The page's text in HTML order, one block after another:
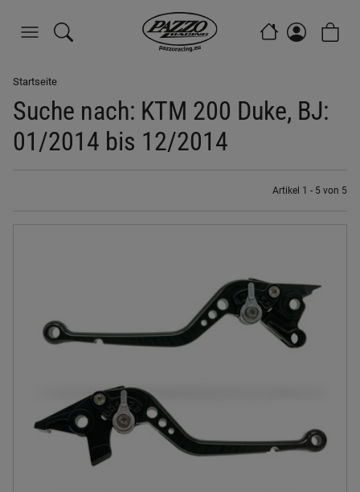
Startseite
Suche nach: KTM 200 Duke, BJ:
01/2014 bis 12/2014
Artikel 1 - 5 von 5